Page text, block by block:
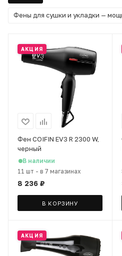
Фены для сушки и укладки —
АКЦИЯ
Фен COIFIN EV3 R 2300 W,
черный
В наличии
11 шт - в 7 магазинах
8 236 ₽
В КОРЗИНУ
АКЦИЯ